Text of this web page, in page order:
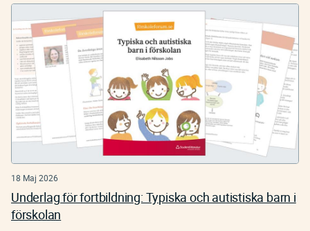
18 Maj 2026
Underlag för fortbildning: Typiska och autistiska barn i
förskolan